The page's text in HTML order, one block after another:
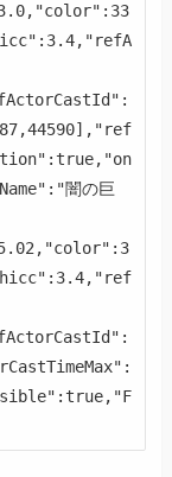
闇の巨